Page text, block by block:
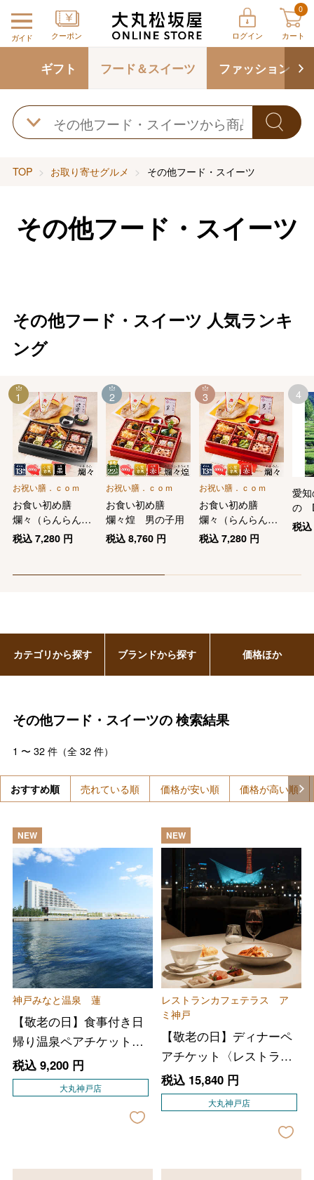
ガイド クーポン ログイン
0
カート
ギフト フード＆スイーツ ファッション
TOP お取り寄せグルメ その他フード・スイーツ
その他フード・スイーツ
その他フード・スイーツ 人気ランキ
ング
お祝い膳．ｃｏｍ
お食い初め膳
爛々（らんらん）
（女の子用）
税込 7,280円
1
お祝い膳．ｃｏｍ
お食い初め膳
爛々煌 男の子用
税込8,760 円
2
お祝い膳．ｃｏｍ
お食い初め膳
爛々（らんらん）
（男の子用）
税込7,280 円
3
愛
の
グ
税
4
その他フード・スイーツの検索結果
1 〜 32件（全 32件）
おすすめ順 売れている順 価格が安い順 価格が高い順
NEW
神戸みなと温泉 蓮
【敬老の日】食事付き日
帰り温泉ペアチケット
〈神戸みなと温泉 蓮〉
税込 9,200円
大丸神戸店
NEW
レストランカフェテラス ア
ミ神戸
【敬老の日】ディナーペ
アチケット〈レストラン
カフェテラス アミ神
戸〉
税込 15,840円
大丸神戸店
カテゴリから探す ブランドから探す 価格ほか